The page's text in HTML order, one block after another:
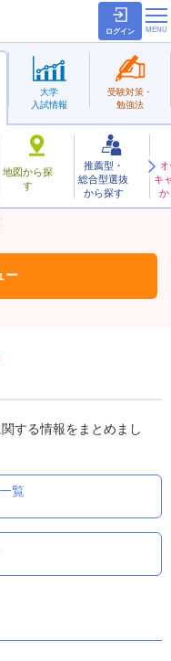
ログイン
地図から探
す
推薦型・
総合型選抜
から探す
キ
か
大学
入試情報
受験対策・
勉強法
しょく
ーシ
お気に入り
ー
する情報をまとめまし
覧